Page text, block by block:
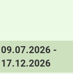
09.07.2026 -
17.12.2026